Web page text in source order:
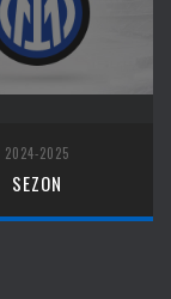
2024-2025
SEZON